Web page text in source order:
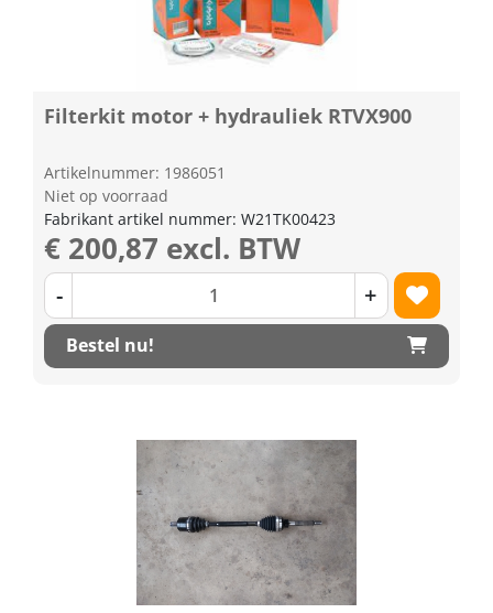
Filterkit motor + hydrauliek RTVX900
Artikelnummer: 1986051
Niet op voorraad
Fabrikant artikel nummer: W21TK00423
€ 200,87 excl. BTW
- +
Bestel nu!